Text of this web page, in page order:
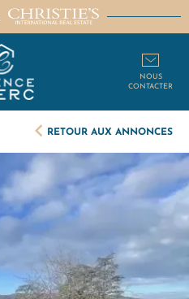
RETOUR AUX ANNONCES
NOUS
CONTACTER